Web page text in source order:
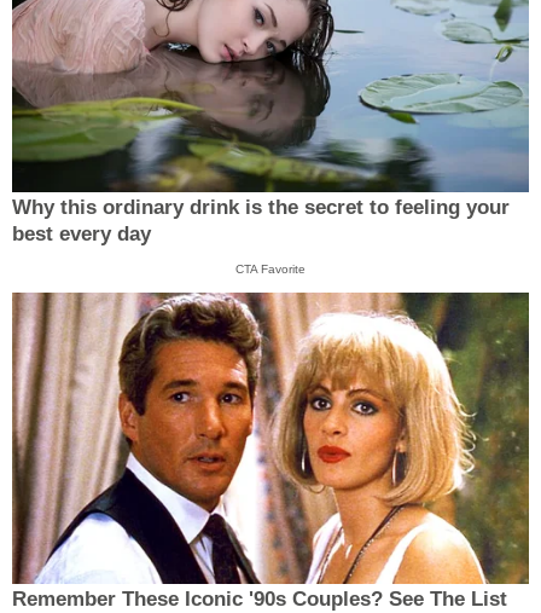
Why this ordinary drink is the secret to feeling your
best every day
CTA Favorite
Remember These Iconic '90s Couples? See The List